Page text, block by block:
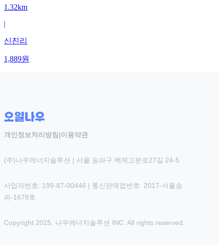
1.32km
|
신진리
1,889원
개인정보처리방침|이용약관
(주)나우에너지솔루션 | 서울 송파구 백제고분로27길 24-5
사업자번호: 199-87-00446 | 통신판매업번호: 2017-서울송
파-1678호
Copyright 2025. 나우에너지솔루션 INC. All rights reserved.